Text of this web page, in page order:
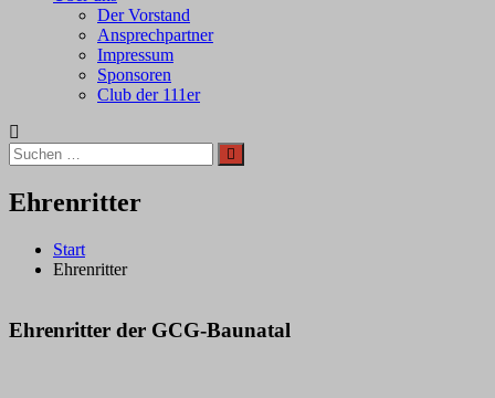
Der Vorstand
Ansprechpartner
Impressum
Sponsoren
Club der 111er
Suchen
nach:
Suchen
Ehrenritter
Start
Ehrenritter
Ehrenritter der GCG-Baunatal